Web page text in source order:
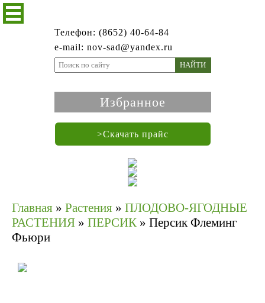
Телефон: (8652) 40-64-84
e-mail: nov-sad@yandex.ru
НАЙТИ
Избранное
>Скачать прайс
Главная » Растения » ПЛОДОВО-ЯГОДНЫЕ
РАСТЕНИЯ » ПЕРСИК » Персик Флеминг
Фьюри